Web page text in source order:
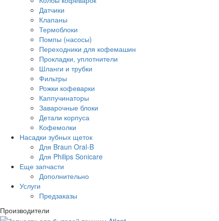
Датчики
Клапаны
Термоблоки
Помпы (насосы)
Переходники для кофемашин
Прокладки, уплотнители
Шланги и трубки
Фильтры
Рожки кофеварки
Каппучинаторы
Заварочные блоки
Детали корпуса
Кофемолки
Насадки зубных щеток
Для Braun Oral-B
Для Philips Sonicare
Еще запчасти
Дополнительно
Услуги
Предзаказы
Производители